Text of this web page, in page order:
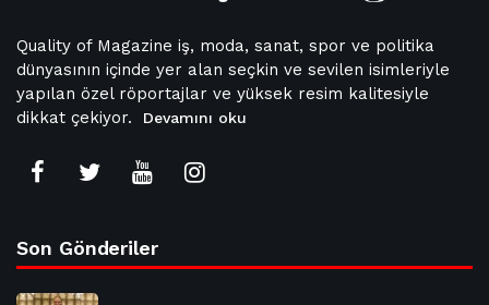
Quality of Magazine iş, moda, sanat, spor ve politika
dünyasının içinde yer alan seçkin ve sevilen isimleriyle
yapılan özel röportajlar ve yüksek resim kalitesiyle
dikkat çekiyor.
Devamını oku
Son Gönderiler